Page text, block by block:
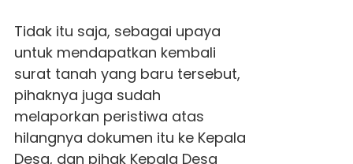
Tidak itu saja, sebagai upaya
untuk mendapatkan kembali
surat tanah yang baru tersebut,
pihaknya juga sudah
melaporkan peristiwa atas
hilangnya dokumen itu ke Kepala
Desa, dan pihak Kepala Desa